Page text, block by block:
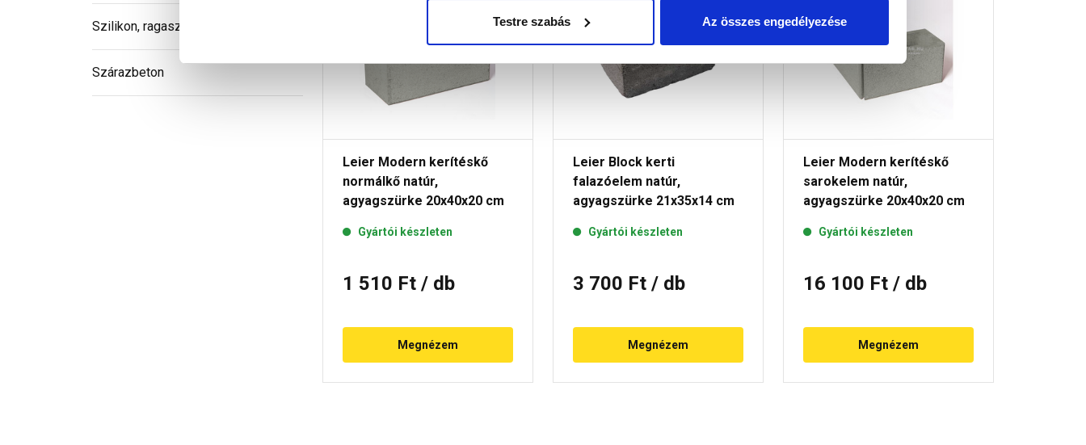
Testre szabás Az összes engedélyezése
Szilikon, ragasztó
Szárazbeton
Leier Modern kerítéskő
normálkő natúr,
agyagszürke 20x40x20 cm
Gyártói készleten
1 510 Ft / db
Megnézem
Leier Block kerti
falazóelem natúr,
agyagszürke 21x35x14 cm
Gyártói készleten
3 700 Ft / db
Megnézem
Leier Modern kerítéskő
sarokelem natúr,
agyagszürke 20x40x20 cm
Gyártói készleten
16 100 Ft / db
Megnézem